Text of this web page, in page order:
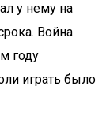
у нему на
Война
году
играть было